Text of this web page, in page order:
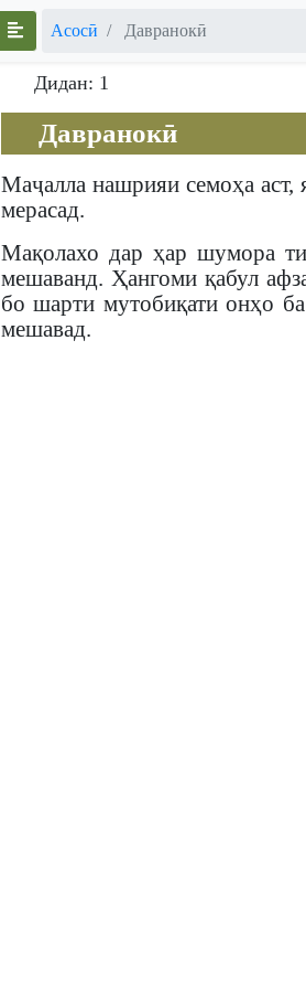
Асосӣ Давранокӣ
Дидан: 1
Давранокӣ
Маҷалла нашрияи семоҳа
мерасад.
Мақолахо дар ҳар шумора
мешаванд. Ҳангоми қабул
бо шарти мутобиқати онҳо
мешавад.